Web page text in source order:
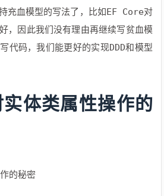
充血模型的写法了，比如EF Core对
，因此我们没有理由再继续写贫血模
代码，我们能更好的实现DDD和模型
体类属性操作的
的秘密